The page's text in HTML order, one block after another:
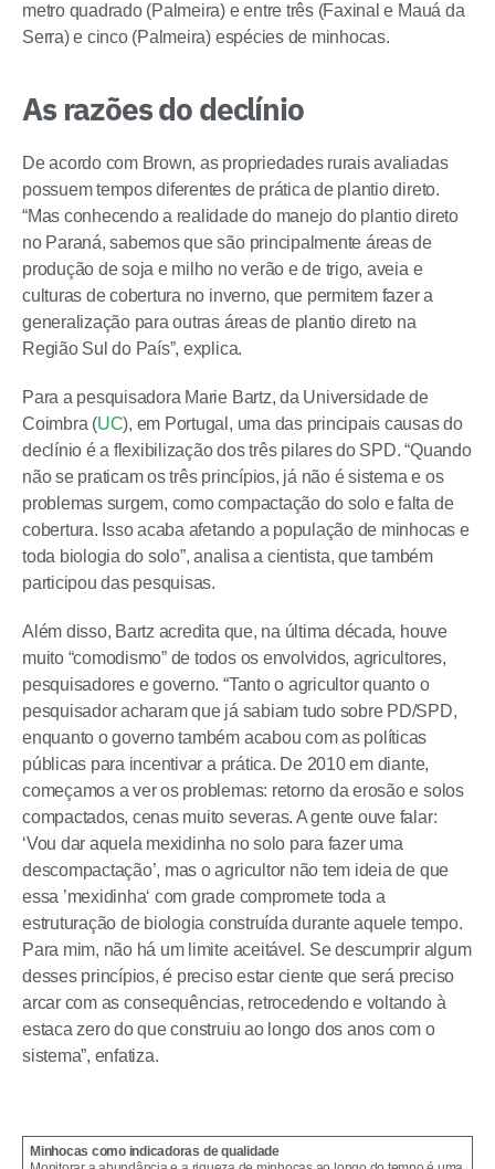
metro quadrado (Palmeira) e entre três (Faxinal e Mauá da
Serra) e cinco (Palmeira) espécies de minhocas.
As razões do declínio
De acordo com Brown, as propriedades rurais avaliadas
possuem tempos diferentes de prática de plantio direto.
“Mas conhecendo a realidade do manejo do plantio direto
no Paraná, sabemos que são principalmente áreas de
produção de soja e milho no verão e de trigo, aveia e
culturas de cobertura no inverno, que permitem fazer a
generalização para outras áreas de plantio direto na
Região Sul do País”, explica.
Para a pesquisadora Marie Bartz, da Universidade de
Coimbra (UC), em Portugal, uma das principais causas do
declínio é a flexibilização dos três pilares do SPD. “Quando
não se praticam os três princípios, já não é sistema e os
problemas surgem, como compactação do solo e falta de
cobertura. Isso acaba afetando a população de minhocas e
toda biologia do solo”, analisa a cientista, que também
participou das pesquisas.
Além disso, Bartz acredita que, na última década, houve
muito “comodismo” de todos os envolvidos, agricultores,
pesquisadores e governo. “Tanto o agricultor quanto o
pesquisador acharam que já sabiam tudo sobre PD/SPD,
enquanto o governo também acabou com as políticas
públicas para incentivar a prática. De 2010 em diante,
começamos a ver os problemas: retorno da erosão e solos
compactados, cenas muito severas. A gente ouve falar:
‘Vou dar aquela mexidinha no solo para fazer uma
descompactação’, mas o agricultor não tem ideia de que
essa ’mexidinha‘ com grade compromete toda a
estruturação de biologia construída durante aquele tempo.
Para mim, não há um limite aceitável. Se descumprir algum
desses princípios, é preciso estar ciente que será preciso
arcar com as consequências, retrocedendo e voltando à
estaca zero do que construiu ao longo dos anos com o
sistema”, enfatiza.
Minhocas como indicadoras de qualidade